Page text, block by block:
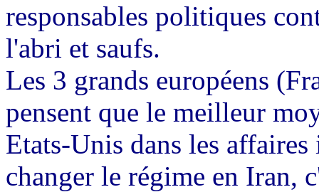
responsables politiques
l'abri et saufs.
Les 3 grands européens
pensent que le meilleur
Etats-Unis dans les
changer le régime en Iran,